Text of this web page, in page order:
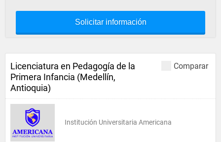
Solicitar información
Comparar
Licenciatura en Pedagogía de la
Primera Infancia (Medellín,
Antioquia)
Institución Universitaria Americana